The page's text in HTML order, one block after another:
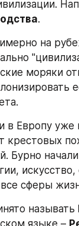
.
на
моряки
в Европу уже
крестовых
Бурно
сферы
называть